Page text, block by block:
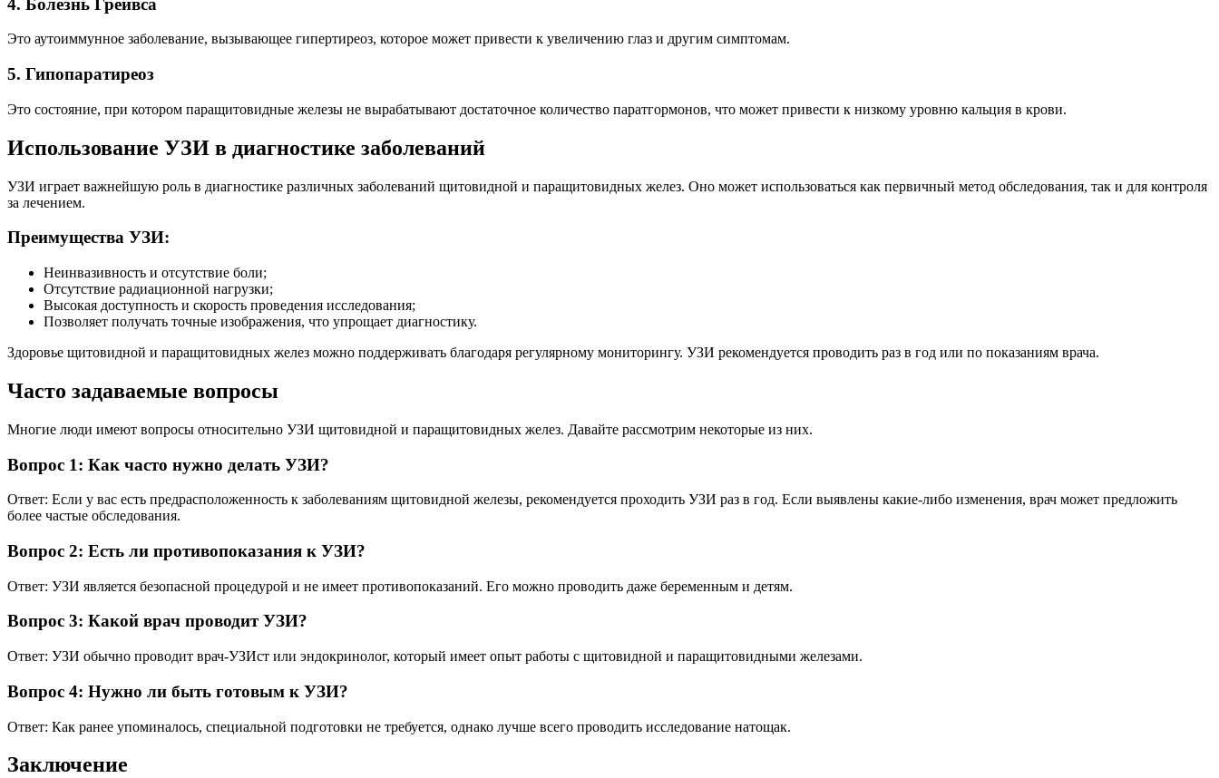
Это аутоиммунное заболевание, вызывающее гипертиреоз, которое может привести к увеличению глаз и другим симптомам.
5. Гипопаратиреоз
Это состояние, при котором паращитовидные железы не вырабатывают достаточное количество паратгормонов, что может привести к низкому уровню кальция в крови.
Использование УЗИ в диагностике заболеваний
УЗИ играет важнейшую роль в диагностике различных заболеваний щитовидной и паращитовидных желез. Оно может использоваться как первичный метод обследования, так и для контроля
за лечением.
Преимущества УЗИ:
Неинвазивность и отсутствие боли;
Отсутствие радиационной нагрузки;
Высокая доступность и скорость проведения исследования;
Позволяет получать точные изображения, что упрощает диагностику.
Здоровье щитовидной и паращитовидных желез можно поддерживать благодаря регулярному мониторингу. УЗИ рекомендуется проводить раз в год или по показаниям врача.
Часто задаваемые вопросы
Многие люди имеют вопросы относительно УЗИ щитовидной и паращитовидных желез. Давайте рассмотрим некоторые из них.
Вопрос 1: Как часто нужно делать УЗИ?
Ответ: Если у вас есть предрасположенность к заболеваниям щитовидной железы, рекомендуется проходить УЗИ раз в год. Если выявлены какие-либо изменения, врач может предложить
более частые обследования.
Вопрос 2: Есть ли противопоказания к УЗИ?
Ответ: УЗИ является безопасной процедурой и не имеет противопоказаний. Его можно проводить даже беременным и детям.
Вопрос 3: Какой врач проводит УЗИ?
Ответ: УЗИ обычно проводит врач-УЗИст или эндокринолог, который имеет опыт работы с щитовидной и паращитовидными железами.
Вопрос 4: Нужно ли быть готовым к УЗИ?
Ответ: Как ранее упоминалось, специальной подготовки не требуется, однако лучше всего проводить исследование натощак.
Заключение